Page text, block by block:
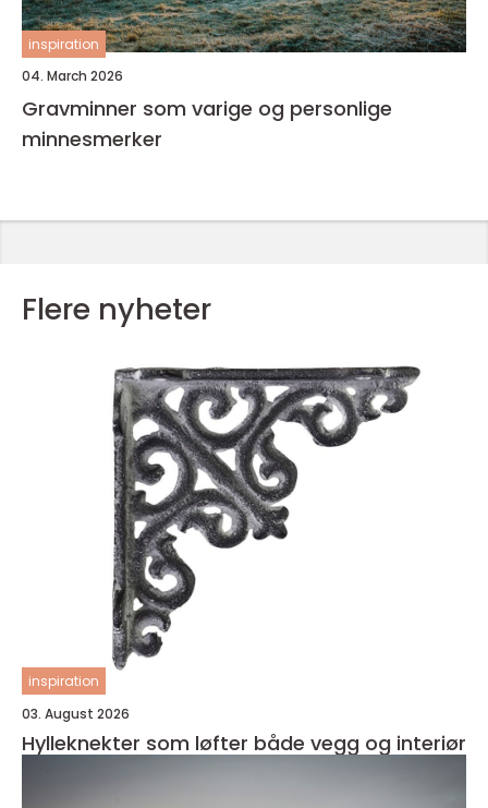
inspiration
04. March 2026
Gravminner som varige og personlige
minnesmerker
Flere nyheter
inspiration
03. August 2026
Hylleknekter som løfter både vegg og interiør